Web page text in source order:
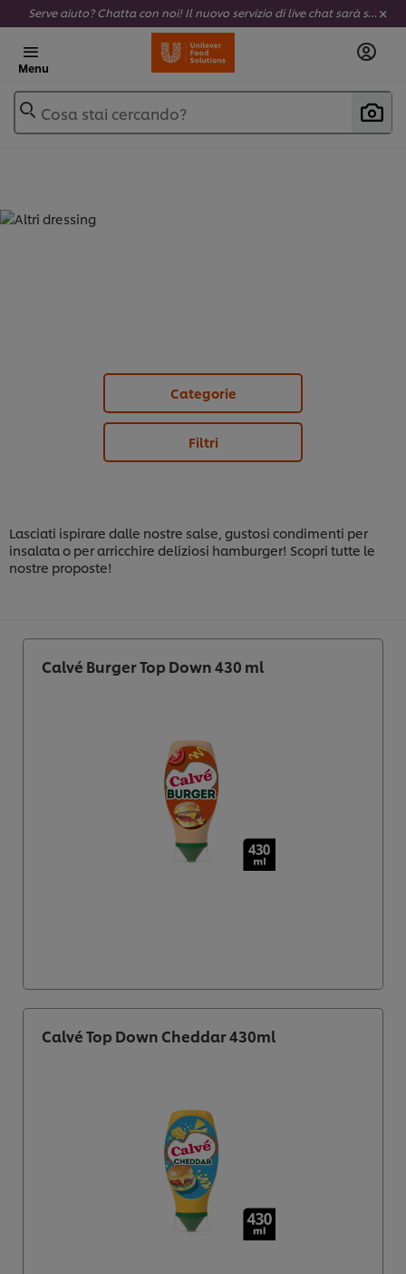
Serve aiuto? Chatta con noi! Il nuovo servizio di live chat sarà sempre attivo e completamente al tuo servizio.
Menu
Cosa stai cercando?
Categorie
Filtri
Lasciati ispirare dalle nostre salse, gustosi condimenti per
insalata o per arricchire deliziosi hamburger! Scopri tutte le
nostre proposte!
Calvé Burger Top Down 430 ml
Calvé Top Down Cheddar 430ml